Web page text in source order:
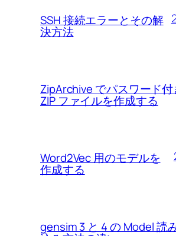
SSH 接続エラーとその解
決方法
ZipArchive でパスワード付
ZIP ファイルを作成する
Word2Vec 用のモデルを
作成する
gensim 3 と 4 の Model 読